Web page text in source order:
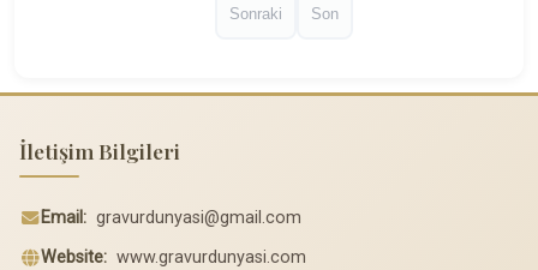
Sonraki Son
İletişim Bilgileri
Email: gravurdunyasi@gmail.com
Website: www.gravurdunyasi.com